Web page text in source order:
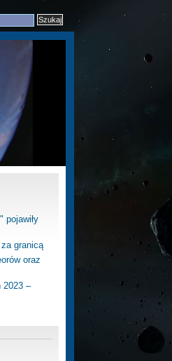
pojawiły
granicą
oraz
2023 –